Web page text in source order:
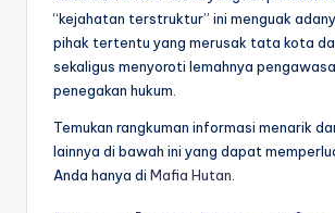
“kejahatan terstruktur” ini menguak
pihak tertentu yang merusak tata kota
sekaligus menyoroti lemahnya
penegakan hukum.
Temukan rangkuman informasi menarik
lainnya di bawah ini yang dapat
Anda hanya di Mafia Hutan